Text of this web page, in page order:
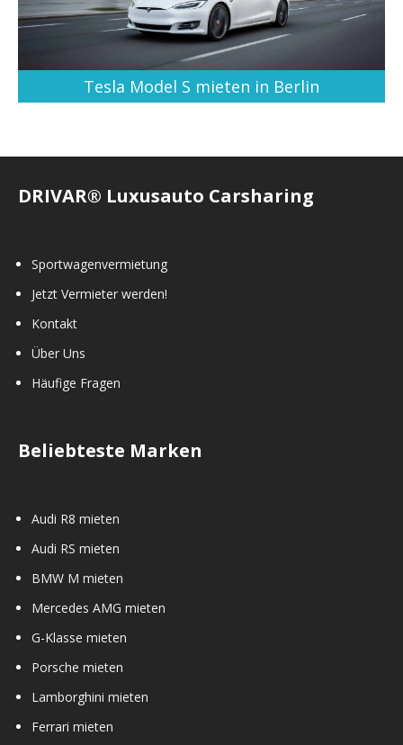
Tesla Model S mieten in Berlin
DRIVAR® Luxusauto Carsharing
Sportwagenvermietung
Jetzt Vermieter werden!
Kontakt
Über Uns
Häufige Fragen
Beliebteste Marken
Audi R8 mieten
Audi RS mieten
BMW M mieten
Mercedes AMG mieten
G-Klasse mieten
Porsche mieten
Lamborghini mieten
Ferrari mieten